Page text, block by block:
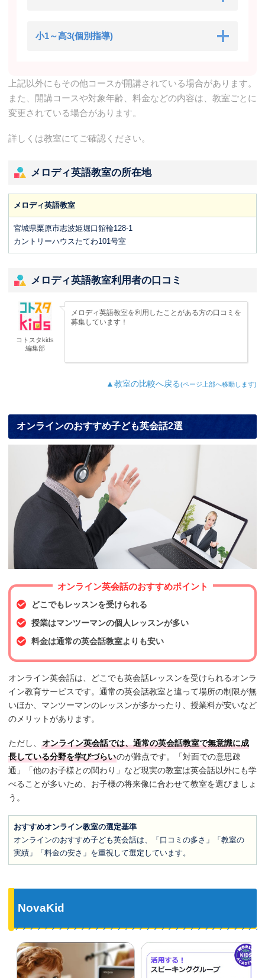
小1～高3(個別指導)
上記以外にもその他コースが開講されている場合があります。
また、開講コースや対象年齢、料金などの内容は、教室ごとに
変更されている場合があります。
詳しくは教室にてご確認ください。
メロディ英語教室の所在地
メロディ英語教室
宮城県栗原市志波姫堀口館輪128-1
カントリーハウスたてわ101号室
メロディ英語教室利用者の口コミ
コトスタkids
編集部
メロディ英語教室を利用したことがある方の口コミを
募集しています！
▲教室の比較へ戻る(ページ上部へ移動します)
オンラインのおすすめ子ども英会話2選
オンライン英会話のおすすめポイント
どこでもレッスンを受けられる
授業はマンツーマンの個人レッスンが多い
料金は通常の英会話教室よりも安い
オンライン英会話は、どこでも英会話レッスンを受けられるオンラ
イン教育サービスです。通常の英会話教室と違って場所の制限が無
いほか、マンツーマンのレッスンが多かったり、授業料が安いなど
のメリットがあります。
ただし、 オンライン英会話では、通常の英会話教室で無意識に成
長している分野を学びづらいのが難点です。「対面での意思疎
通」「他のお子様との関わり」など現実の教室は英会話以外にも学
べることが多いため、お子様の将来像に合わせて教室を選びましょ
う。
おすすめオンライン教室の選定基準
オンラインのおすすめ子ども英会話は、「口コミの多さ」「教室の
実績」「料金の安さ」を重視して選定しています。
NovaKid